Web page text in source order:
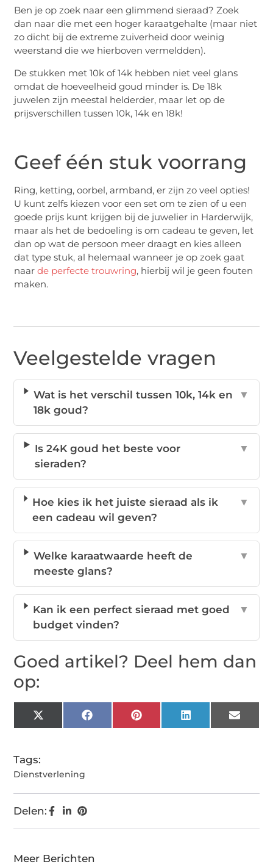
Ben je op zoek naar een glimmend sieraad? Zoek
dan naar die met een hoger karaatgehalte (maar niet
zo dicht bij de extreme zuiverheid door weinig
weerstand die we hierboven vermeldden).
De stukken met 10k of 14k hebben niet veel glans
omdat de hoeveelheid goud minder is. De 18k
juwelen zijn meestal helderder, maar let op de
prijsverschillen tussen 10k, 14k en 18k!
Geef één stuk voorrang
Ring, ketting, oorbel, armband, er zijn zo veel opties!
U kunt zelfs kiezen voor een set om te zien of u een
goede prijs kunt krijgen bij de juwelier in Harderwijk,
maar als het de bedoeling is om cadeau te geven, let
dan op wat de persoon meer draagt en kies alleen
dat type stuk, al helemaal wanneer je op zoek gaat
naarde perfecte trouwring, hierbij wil je geen fouten
maken.
Veelgestelde vragen
Wat is het verschil tussen 10k, 14k en
18k goud?
▼
Is 24K goud het beste voor
sieraden?
▼
Hoe kies ik het juiste sieraad als ik
een cadeau wil geven?
▼
Welke karaatwaarde heeft de
meeste glans?
▼
Kan ik een perfect sieraad met goed
budget vinden?
▼
Goed artikel? Deel hem dan
op:
X
(Twitter)
FacebookPinterestLinkedIn Email
Tags:
Dienstverlening
Delen:
Meer Berichten